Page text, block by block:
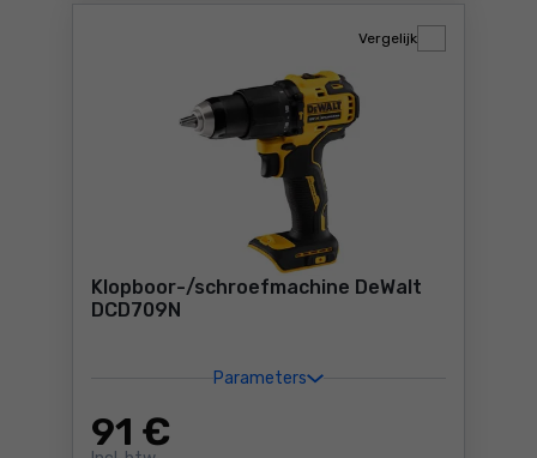
Klopboor-/schroefmachine DeWalt
DCD709N
Parameters
91 €
Vergelijk